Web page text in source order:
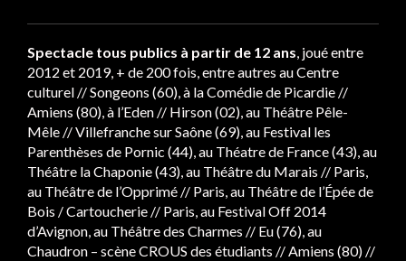
Spectacle tous publics à partir de 12 ans, joué entre
2012 et 2019, + de 200 fois, entre autres au Centre
culturel // Songeons (60), à la Comédie de Picardie //
Amiens (80), à l’Eden // Hirson (02), au Théâtre Pêle-
Mêle // Villefranche sur Saône (69), au Festival les
Parenthèses de Pornic (44), au Théatre de France (43), au
Théâtre la Chaponie (43), au Théâtre du Marais // Paris,
au Théâtre de l’Opprimé // Paris, au Théâtre de l’Épée de
Bois / Cartoucherie // Paris, au Festival Off 2014
d’Avignon, au Théâtre des Charmes // Eu (76), au
Chaudron – scène CROUS des étudiants // Amiens (80) //